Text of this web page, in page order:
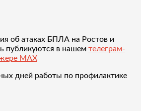
об атаках БПЛА на Ростов и
публикуются в нашем телеграм-
MAX
дней работы по профилактике